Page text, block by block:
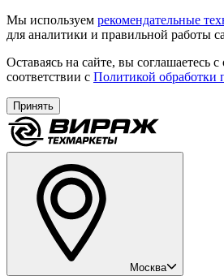
Мы используем рекомендательные
для аналитики и правильной работы
Оставаясь на сайте, вы соглашаетесь
соответствии с Политикой обработки
Принять
Москва